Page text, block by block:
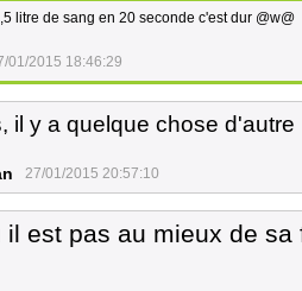
litre de sang en 20 seconde c'est dur @w@
01/2015 18:46:29
il y a quelque chose
27/01/2015 20:57:10
il est pas au mieux de